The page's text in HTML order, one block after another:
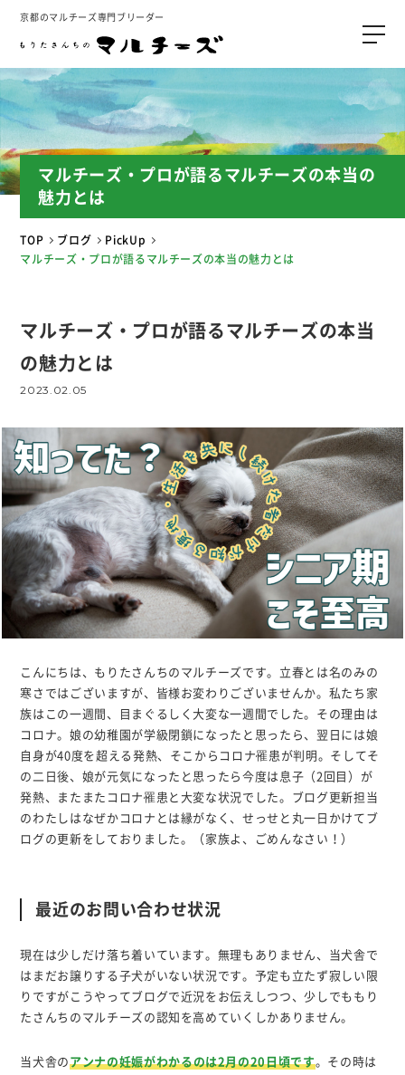
京都のマルチーズ専門ブリーダー
マルチーズ・プロが語るマルチーズの本当の
魅力とは
TOP ブログ
PickUp
マルチーズ・プロが語るマルチーズの本当の魅力とは
マルチーズ・プロが語るマルチーズの本当
の魅力とは
2023.02.05
こんにちは、もりたさんちのマルチーズです。立春とは名のみの
寒さではございますが、皆様お変わりございませんか。私たち家
族はこの一週間、目まぐるしく大変な一週間でした。その理由は
コロナ。娘の幼稚園が学級閉鎖になったと思ったら、翌日には娘
自身が40度を超える発熱、そこからコロナ罹患が判明。そしてそ
の二日後、娘が元気になったと思ったら今度は息子（2回目）が
発熱、またまたコロナ罹患と大変な状況でした。ブログ更新担当
のわたしはなぜかコロナとは縁がなく、せっせと丸一日かけてブ
ログの更新をしておりました。（家族よ、ごめんなさい！）
最近のお問い合わせ状況
現在は少しだけ落ち着いています。無理もありません、当犬舎で
はまだお譲りする子犬がいない状況です。予定も立たず寂しい限
りですがこうやってブログで近況をお伝えしつつ、少しでももり
たさんちのマルチーズの認知を高めていくしかありません。
当犬舎のアンナの妊娠がわかるのは2月の20日頃です。その時は